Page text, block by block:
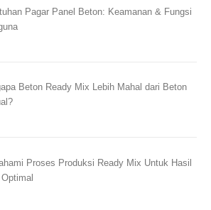
Pagar Panel Beton: Keamanan & Fungsi
Beton Ready Mix Lebih Mahal dari Beton
Proses Produksi Ready Mix Untuk Hasil